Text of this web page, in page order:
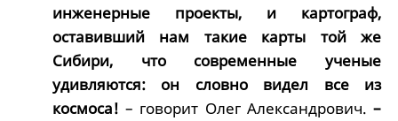
инженерные проекты, и картограф,
оставивший нам такие карты той же
Сибири, что современные ученые
удивляются: он словно видел все из
космоса! – говорит Олег Александрович.–